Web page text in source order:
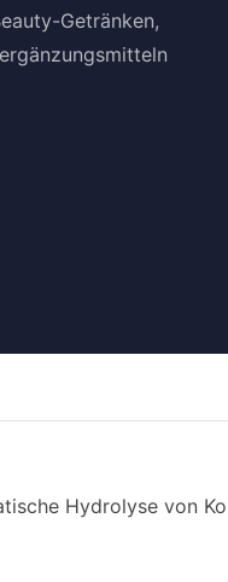
Getränken,
Hydrolyse von